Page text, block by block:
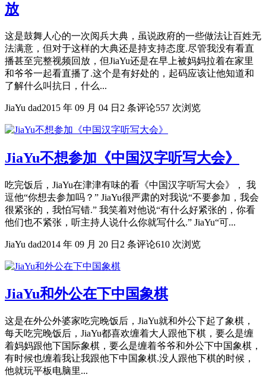
放
这是鼓舞人心的一次阅兵大典，虽说政府的一些做法让百姓无
法满意，但对于这样的大典还是持支持态度.尽管我没有看直
播甚至完整视频回放，但JiaYu还是在早上被妈妈拉着在家里
和爷爷一起看直播了.这个是有好处的，起码应该让他知道和
了解什么叫抗日，什么...
JiaYu dad2015 年 09 月 04 日 2 条评论557 次浏览
JiaYu不想参加《中国汉字听写大会》
吃完饭后，JiaYu在津津有味的看《中国汉字听写大会》， 我
逗他“你想去参加吗？” JiaYu很严肃的对我说“不要参加，我会
很紧张的，我怕写错.” 我笑着对他说“有什么好紧张的，你看
他们也不紧张，听主持人说什么你就写什么.” JiaYu“可...
JiaYu dad2014 年 09 月 20 日 2 条评论610 次浏览
JiaYu和外公在下中国象棋
这是在外公外婆家吃完晚饭后，JiaYu就和外公下起了象棋，
每天吃完晚饭后，JiaYu都喜欢缠着大人跟他下棋，要么是缠
着妈妈跟他下国际象棋，要么是缠着爷爷和外公下中国象棋，
有时候也缠着我让我跟他下中国象棋.没人跟他下棋的时候，
他就玩平板电脑里...